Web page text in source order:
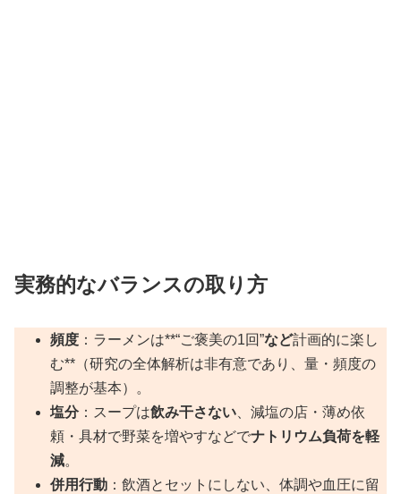
実務的なバランスの取り方
頻度 ：ラーメンは**“ご褒美の1回”など計画的に楽し
む**（研究の全体解析は非有意であり、量・頻度の
調整が基本）。
塩分：スープは飲み干さない 、減塩の店・薄め依
頼・具材で野菜を増やすなどでナトリウム負荷を軽
減。
併用行動 ：飲酒とセットにしない、体調や血圧に留